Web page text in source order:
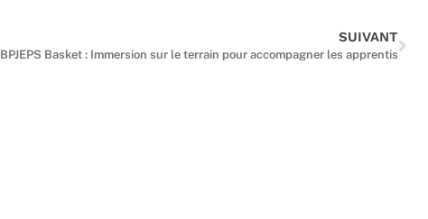
SUIVANT
BPJEPS Basket : Immersion sur le terrain pour accompagner les apprentis